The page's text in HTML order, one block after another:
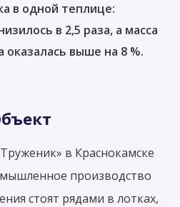
в одной теплице:
в 2,5 раза, а масса
оказалась выше на 8 %.
в Краснокамске
производство
стоят рядами в лотках,